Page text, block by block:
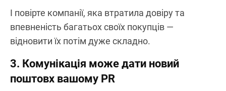
І повірте компанії, яка втратила довіру та
впевненість багатьох своїх покупців —
відновити їх потім дуже складно.
3. Комунікація може дати новий
поштовх вашому PR